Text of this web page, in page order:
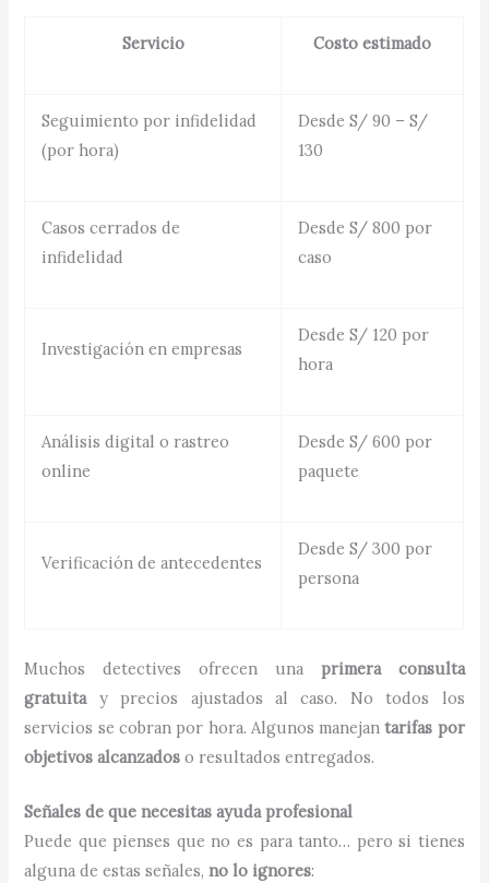
Servicio Costo estimado
Seguimiento por infidelidad
(por hora)
Desde S/ 90 – S/
130
Casos cerrados de
infidelidad
Desde S/ 800 por
caso
Investigación en empresas
Desde S/ 120 por
hora
Análisis digital o rastreo
online
Desde S/ 600 por
paquete
Verificación de antecedentes
Desde S/ 300 por
persona
Muchos detectives ofrecen una primera consulta
gratuita y precios ajustados al caso. No todos los
servicios se cobran por hora. Algunos manejantarifas por
objetivos alcanzados o resultados entregados.
Señales de que necesitas ayuda profesional
Puede que pienses que no es para tanto… pero si tienes
alguna de estas señales,no lo ignores: